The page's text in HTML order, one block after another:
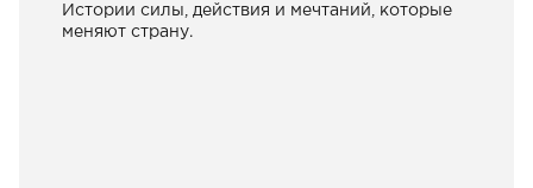
Истории силы, действия и мечтаний, которые
меняют страну.